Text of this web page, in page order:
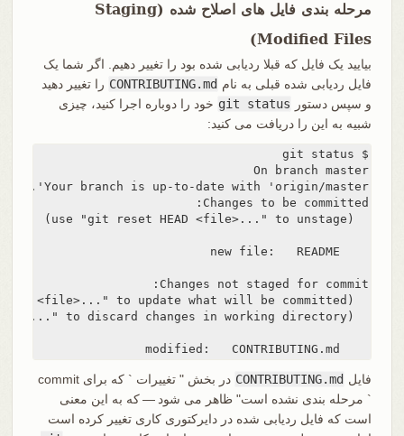
مرحله بندی فایل های اصلاح شده (Staging
Modified Files)
بیایید یک فایل که قبلا ردیابی شده بود را تغییر دهیم. اگر شما یک
فایل ردیابی شده قبلی به نام CONTRIBUTING.md را تغییر دهید
و سپس دستور
git status خود را دوباره اجرا کنید، چیزی
شبیه به این را دریافت می کنید:
$ git status
On branch master
فایل CONTRIBUTING.md
در بخش " تغییرات ` که برای commit
` مرحله بندی نشده است" ظاهر می شود — که به این معنی
است که فایل ردیابی شده در دایرکتوری کاری تغییر کرده است